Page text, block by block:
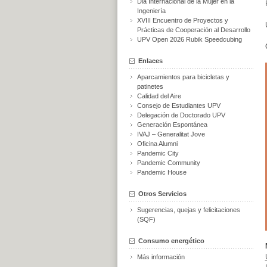
Ingeniería
XVIII Encuentro de Proyectos y
Prácticas de Cooperación al Desarrollo
UPV Open 2026 Rubik Speedcubing
Enlaces
Aparcamientos para bicicletas y
patinetes
Calidad del Aire
Consejo de Estudiantes UPV
Delegación de Doctorado UPV
Generación Espontánea
IVAJ – Generalitat Jove
Oficina Alumni
Pandemic City
Pandemic Community
Pandemic House
Otros Servicios
Sugerencias, quejas y felicitaciones
(SQF)
Consumo energético
Más información